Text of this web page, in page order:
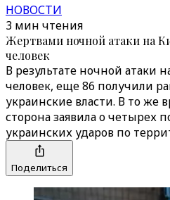
НОВОСТИ
3 мин чтения
Жертвами ночной атаки на
человек
В результате ночной атаки
человек, еще 86 получили
украинские власти. В то же
сторона заявила о четырех
украинских ударов по
Поделиться